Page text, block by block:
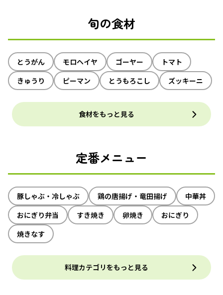
旬の食材
とうがん モロヘイヤ ゴーヤー
トマト
きゅうり
ピーマン とうもろこし ズッキーニ
食材をもっと見る
定番メニュー
豚しゃぶ・冷しゃぶ 鶏の唐揚げ・竜田揚げ
中華丼
おにぎり弁当
すき焼き 卵焼き
おにぎり
焼きなす
料理カテゴリをもっと見る